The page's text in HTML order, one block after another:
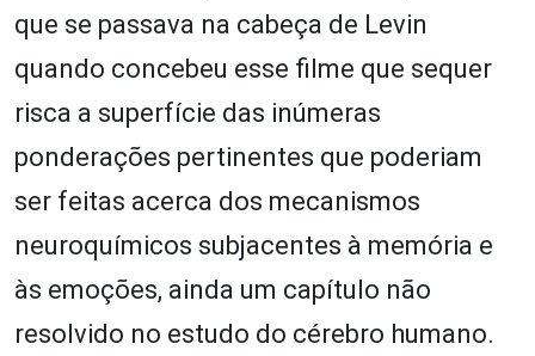
que se passava na cabeça de Levin
quando concebeu esse filme que sequer
risca a superfície das inúmeras
ponderações pertinentes que poderiam
ser feitas acerca dos mecanismos
neuroquímicos subjacentes à memória e
às emoções, ainda um capítulo não
resolvido no estudo do cérebro humano.